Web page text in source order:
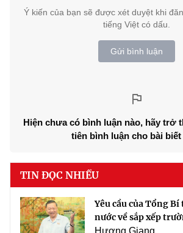
Ý kiến của bạn sẽ được xét duyệt khi
tiếng Việt có dấu.
Gửi bình luận
Hiện chưa có bình luận nào, hãy trở
tiên bình luận cho bài biết
TIN ĐỌC NHIỀU
Yêu cầu của Tổng
nước về sắp xếp
Hương Giang